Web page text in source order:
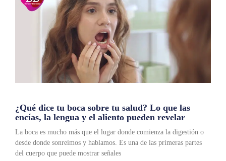
¿Qué dice tu boca sobre tu salud? Lo que las
encías, la lengua y el aliento pueden revelar
La boca es mucho más que el lugar donde comienza la digestión o
desde donde sonreímos y hablamos. Es una de las primeras partes
del cuerpo que puede mostrar señales